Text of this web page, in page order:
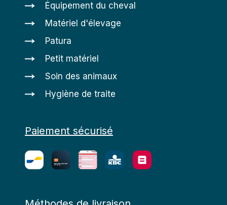
Équipement du cheval
Matériel d'élevage
Patura
Petit matériel
Soin des animaux
Hygiène de traite
Paiement sécurisé